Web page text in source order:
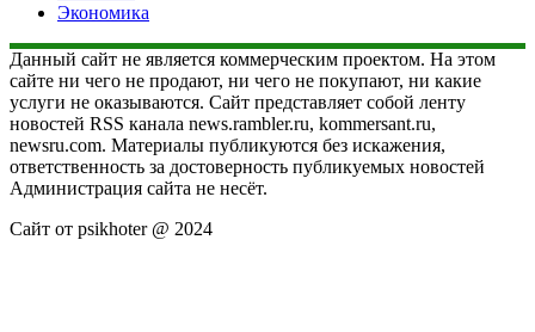
Экономика
Данный сайт не является коммерческим проектом. На этом
сайте ни чего не продают, ни чего не покупают, ни какие
услуги не оказываются. Сайт представляет собой ленту
новостей RSS канала news.rambler.ru, kommersant.ru,
newsru.com. Материалы публикуются без искажения,
ответственность за достоверность публикуемых новостей
Администрация сайта не несёт.
Сайт от psikhoter @ 2024